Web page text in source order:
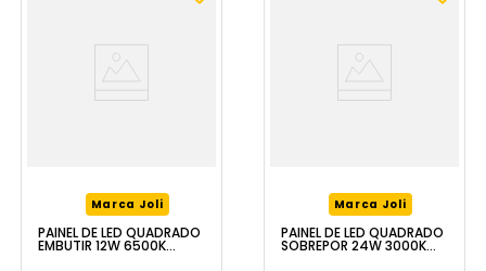
Marca Joli
PAINEL DE LED QUADRADO
EMBUTIR 12W 6500K
Marca Joli
PAINEL DE LED QUADRADO
SOBREPOR 24W 3000K